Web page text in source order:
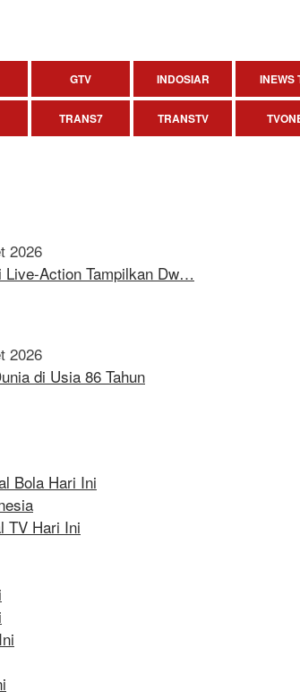
GTV INDOSIAR INEWS
TRANS7 TRANSTV
2026
Live-Action Tampilkan Dw…
2026
di Usia 86 Tahun
Bola Hari Ini
TV Hari Ini